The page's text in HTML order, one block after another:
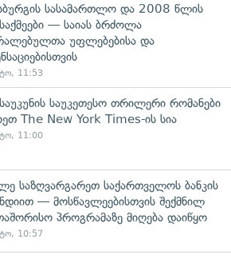
სასამართლო და 2008 წლის
— საიას ბრძოლა
უფლებებისა და
11:53
საუკეთესო თრილერი რომანები
The New York Times-ის სია
11:00
საზღვარგარეთ საქართველოს ბანკის
— მოსწავლეებისთვის შექმნილ
პროგრამაზე მიღება დაიწყო
10:57